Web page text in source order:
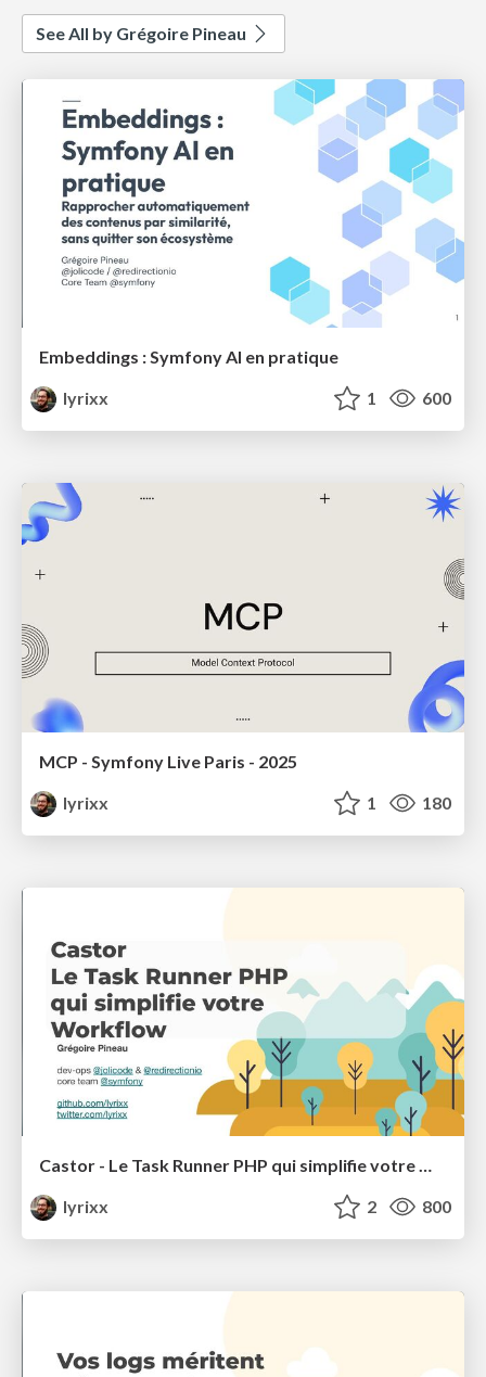
See All by Grégoire Pineau
Embeddings : Symfony AI en pratique
lyrixx
1 600
MCP - Symfony Live Paris - 2025
lyrixx
1 180
Castor - Le Task Runner PHP qui simplifie votre Workflow
lyrixx
2 800